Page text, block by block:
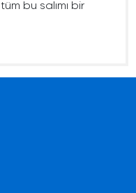
bu salımı bir